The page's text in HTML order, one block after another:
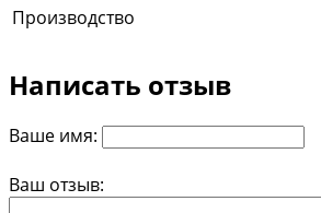
Производство
Написать отзыв
Ваше имя:
Ваш отзыв: